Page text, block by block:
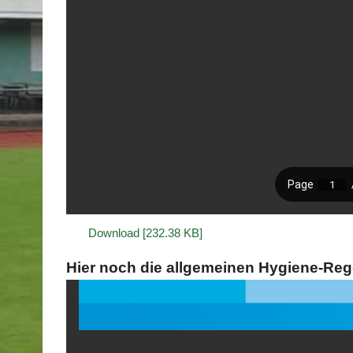
Download [232.38 KB]
Hier noch die allgemeinen Hygiene-